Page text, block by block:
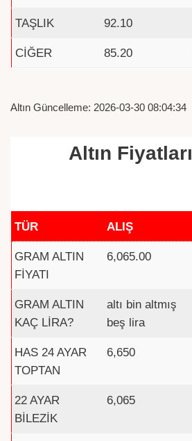
TAŞLIK 92.10
CİĞER 85.20
Altın Güncelleme: 2026-03-30 08:04:34
Altın Fiyatları
TÜR
ALIŞ
GRAM ALTIN
FİYATI
6,065.00
GRAM ALTIN
KAÇ LİRA?
altı bin altmış
beş lira
HAS 24 AYAR
TOPTAN
6,650
22 AYAR
BİLEZİK
6,065